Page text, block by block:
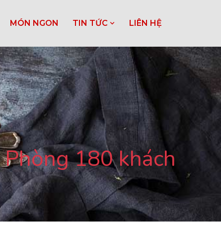
MÓN NGON TIN TỨC LIÊN HỆ
180 khách